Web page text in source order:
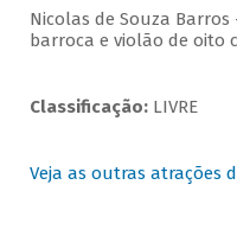
Nicolas de Souza
barroca e violão de oito
Classificação:LIVRE
Veja as outras atrações